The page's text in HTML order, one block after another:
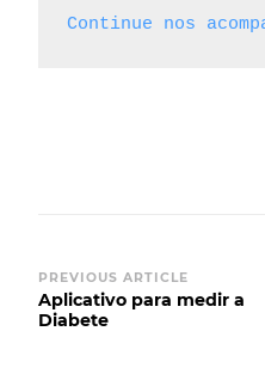
Continue nos
PREVIOUS ARTICLE
Aplicativo para medir a
Diabete